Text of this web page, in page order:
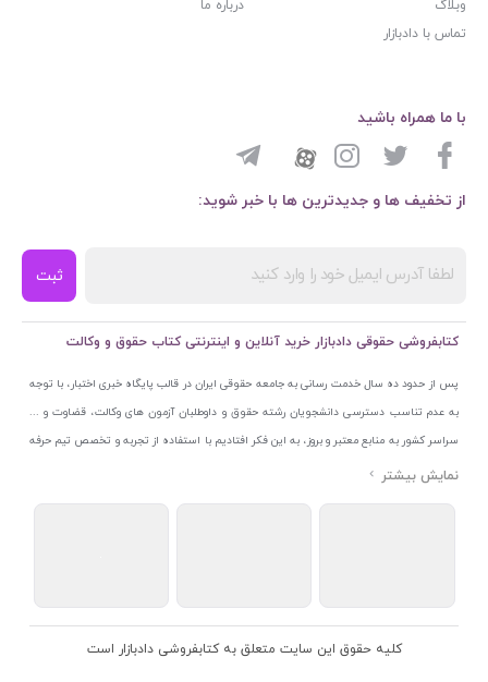
وبلاگ
درباره ما
تماس با دادبازار
از تخفیف ها و جدیدترین ها با خبر شوید:
ثبت
با ما همراه باشید
کتابفروشی حقوقی دادبازار خرید آنلاین و اینترنتی کتاب حقوق و وکالت
پس از حدود ده سال خدمت رسانی به جامعه حقوقی ایران در قالب پایگاه خبری اختبار، با توجه
به عدم تناسب دسترسی دانشجویان رشته حقوق و داوطلبان آزمون های وکالت، قضاوت و ...
سراسر کشور به منابع معتبر و بروز، به این فکر افتادیم با استفاده از تجربه و تخصص تیم حرفه
ای اختبار خدمتی جدید به جامعه حقوقی ایران ارائه کنیم. به این منظور با راه اندازی و تجهیز
اتحادیه ناشران و کتابفروشان تهران به منظور ارائه مطمئن ترین خدمات مجموعه بسیار کامل و
معتبری از کتاب های حقوقی را به علاقمندان عرضه کرده ایم. علاوه بر این با بهره گیری از فناوری
کلیه حقوق این سایت متعلق به کتابفروشی دادبازار است